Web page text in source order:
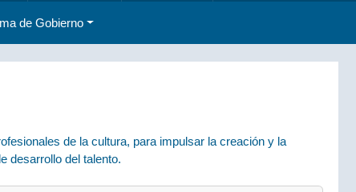
de Gobierno
de la cultura, para impulsar la creación y la
desarrollo del talento.